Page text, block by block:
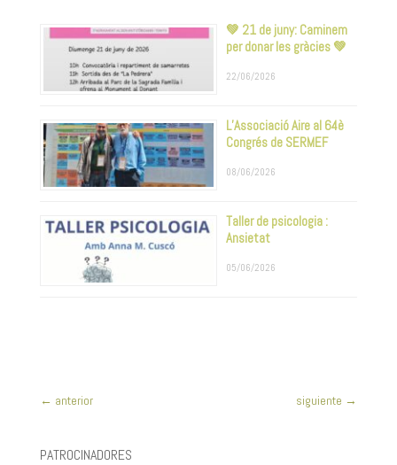
💚 21 de juny: Caminem
per donar les gràcies 💚
22/06/2026
L’Associació Aire al 64è
Congrés de SERMEF
08/06/2026
Taller de psicologia :
Ansietat
05/06/2026
← anterior siguiente →
PATROCINADORES